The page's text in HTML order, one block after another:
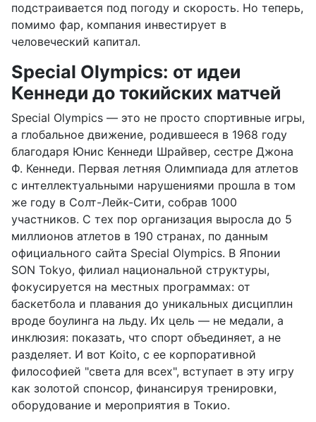
подстраивается под погоду и скорость. Но теперь,
помимо фар, компания инвестирует в
человеческий капитал.
Special Olympics: от идеи
Кеннеди до токийских матчей
Special Olympics — это не просто спортивные игры,
а глобальное движение, родившееся в 1968 году
благодаря Юнис Кеннеди Шрайвер, сестре Джона
Ф. Кеннеди. Первая летняя Олимпиада для атлетов
с интеллектуальными нарушениями прошла в том
же году в Солт-Лейк-Сити, собрав 1000
участников. С тех пор организация выросла до 5
миллионов атлетов в 190 странах, по данным
официального сайта Special Olympics. В Японии
SON Tokyo, филиал национальной структуры,
фокусируется на местных программах: от
баскетбола и плавания до уникальных дисциплин
вроде боулинга на льду. Их цель — не медали, а
инклюзия: показать, что спорт объединяет, а не
разделяет. И вот Koito, с ее корпоративной
философией "света для всех", вступает в эту игру
как золотой спонсор, финансируя тренировки,
оборудование и мероприятия в Токио.